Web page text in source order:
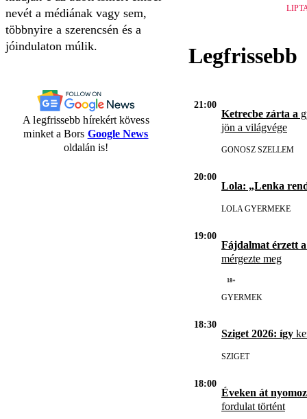
nevét a médiának vagy sem,
többnyire a szerencsén és a
jóindulaton múlik.
A legfrissebb hírekért kövess
minket a Bors Google News
oldalán is!
Legfrissebb
21:00
Ketrecbe zárta a
jön a világvége
GONOSZ SZELLEM
20:00
Lola: „Lenka
LOLA GYERMEKE
19:00
Fájdalmat érzett a
mérgezte meg
18+
GYERMEK
18:30
Sziget 2026: így
SZIGET
18:00
Éveken át
fordulat történt